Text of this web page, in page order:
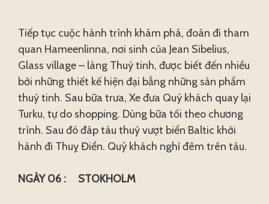
Tiếp tục cuộc hành trình khám phá, đoàn đi tham
quan Hameenlinna, nơi sinh của Jean Sibelius,
Glass village – làng Thuỷ tinh, được biết đến nhiều
bởi những thiết kế hiện đại bằng những sản phẩm
thuỷ tinh. Sau bữa trưa, Xe đưa Quý khách quay lại
Turku, tự do shopping. Dùng bữa tối theo chương
trình. Sau đó đáp tàu thuỷ vượt biển Baltic khởi
hành đi Thuỵ Điển. Quý khách nghỉ đêm trên tàu.
NGÀY 06 : STOKHOLM